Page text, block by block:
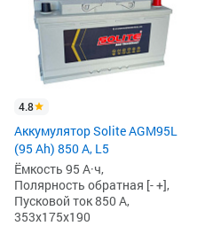
4.8
Аккумулятор Solite AGM95L
(95 Ah) 850 А, L5
Ёмкость 95 А·ч,
Полярность обратная [- +],
Пусковой ток 850 А,
353x175x190